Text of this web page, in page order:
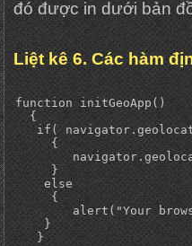
đó được in dưới bản
Liệt kê 6. Các hàm
function initGeoApp()
  {
if(
     {
     }
    else
     {
alert("Your
    }
   }